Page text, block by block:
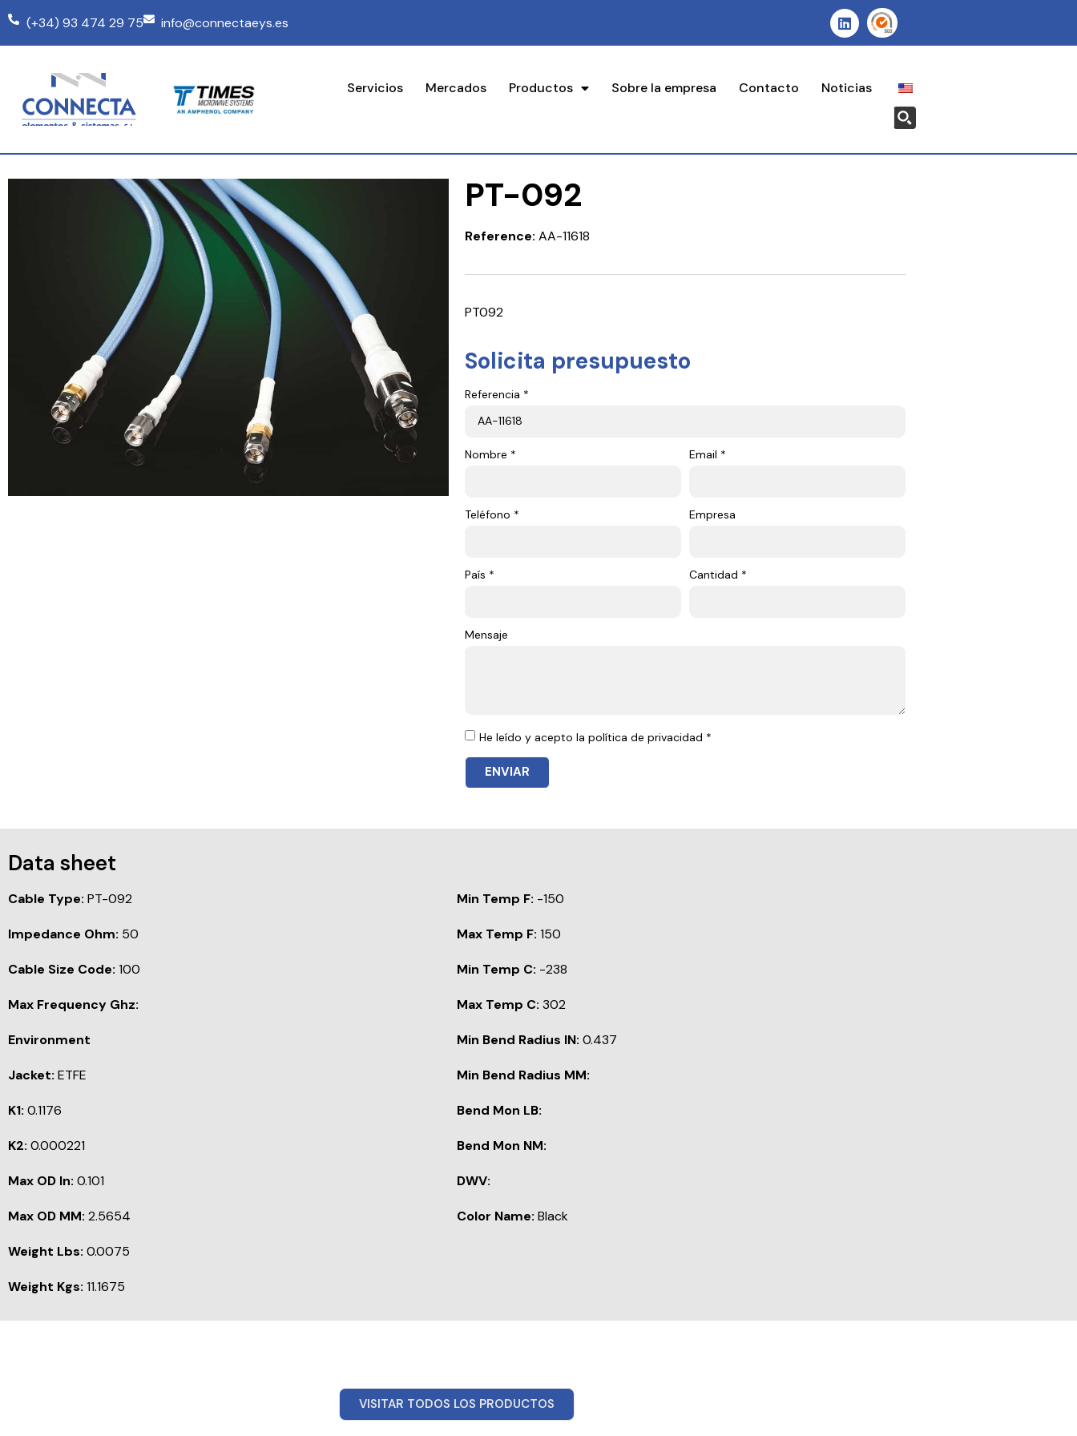
(+34) 93 474 29 75 info@connectaeys.es
Servicios Mercados Productos Sobre la empresa Contacto Noticias
PT-092
Reference: AA-11618
PT092
Solicita presupuesto
Referencia *
Nombre * Email *
Teléfono * Empresa
País * Cantidad *
Mensaje
He leído y acepto la política de privacidad *
ENVIAR
Data sheet
Cable Type: PT-092
Impedance Ohm: 50
Cable Size Code: 100
Max Frequency Ghz:
Environment
Jacket: ETFE
K1: 0.1176
K2: 0.000221
Max OD In: 0.101
Max OD MM: 2.5654
Weight Lbs: 0.0075
Weight Kgs: 11.1675
Min Temp F: -150
Max Temp F: 150
Min Temp C: -238
Max Temp C: 302
Min Bend Radius IN: 0.437
Min Bend Radius MM:
Bend Mon LB:
Bend Mon NM:
DWV:
Color Name: Black
VISITAR TODOS LOS PRODUCTOS